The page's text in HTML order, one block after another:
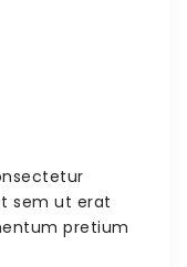
sem ut erat
pretium